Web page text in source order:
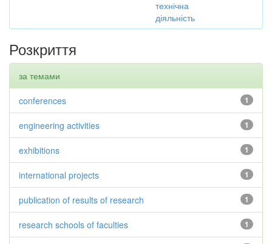
технічна
діяльність
Розкриття
за темами
1
conferences
1
engineering activities
1
exhibitions
1
international projects
1
publication of results of research
1
research schools of faculties